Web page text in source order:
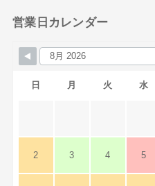
営業日カレンダー
日 月 火 水
2 3 4 5